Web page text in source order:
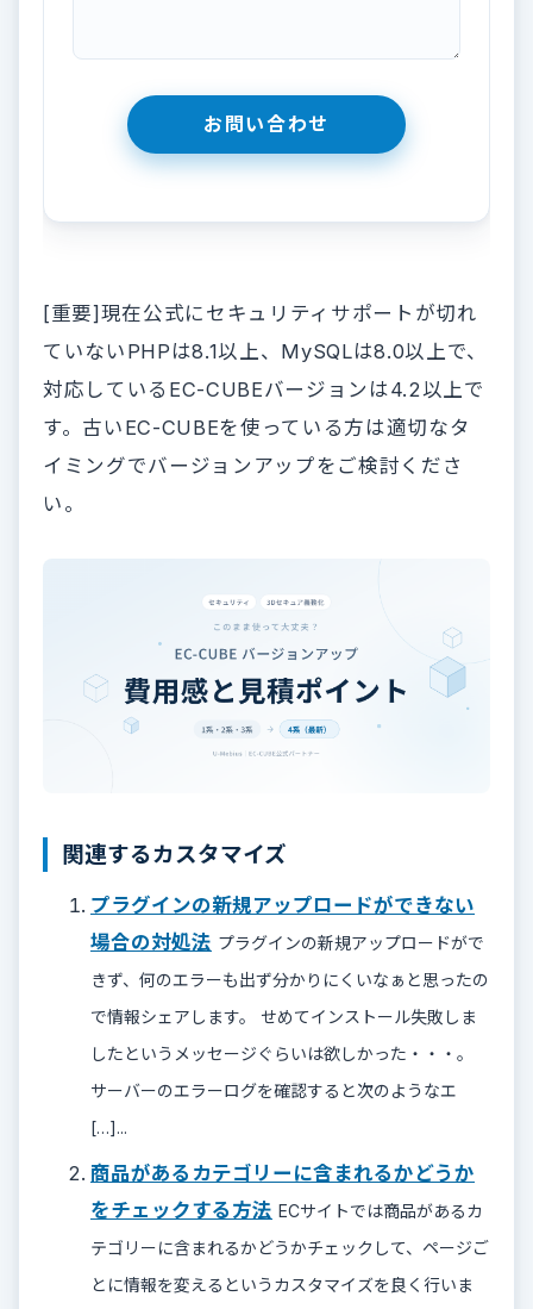
[重要]現在公式にセキュリティサポートが切れ
ていないPHPは8.1以上、MySQLは8.0以上で、
対応しているEC-CUBEバージョンは4.2以上で
す。古いEC-CUBEを使っている方は適切なタ
イミングでバージョンアップをご検討くださ
い。
関連するカスタマイズ
プラグインの新規アップロードができない
場合の対処法 プラグインの新規アップロードがで
きず、何のエラーも出ず分かりにくいなぁと思ったの
で情報シェアします。 せめてインストール失敗しま
したというメッセージぐらいは欲しかった・・・。
サーバーのエラーログを確認すると次のようなエ
[…]...
商品があるカテゴリーに含まれるかどうか
をチェックする方法 ECサイトでは商品があるカ
テゴリーに含まれるかどうかチェックして、ページご
とに情報を変えるというカスタマイズを良く行いま